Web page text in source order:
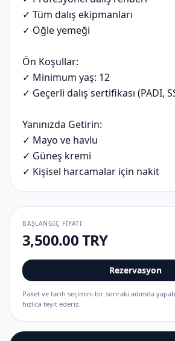
✓ Tüm dalış ekipmanları
✓ Öğle yemeği
Ön Koşullar:
✓ Minimum yaş: 12
✓ Geçerli dalış sertifikası (PADI,
Yanınızda Getirin:
✓ Mayo ve havlu
✓ Güneş kremi
✓ Kişisel harcamalar için nakit
BAŞLANGIÇ FIYATI
3,500.00 TRY
Rezervasyon
Paket ve tarih seçimini bir sonraki adımda
hızlıca teyit ederiz.